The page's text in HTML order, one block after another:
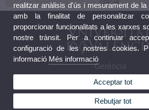
Gerència
realitzar anàlisis d'ús i mesurament de
amb la finalitat de personalitzar
proporcionar funcionalitats a les xarxes
nostre trànsit. Per a continuar
configuració de les nostres cookies.
informació Més informació
Acceptar tot
Rebutjar tot